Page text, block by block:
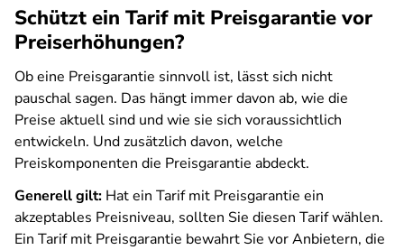
Schützt ein Tarif mit Preisgarantie vor
Preiserhöhungen?
Ob eine Preisgarantie sinnvoll ist, lässt sich nicht
pauschal sagen. Das hängt immer davon ab, wie die
Preise aktuell sind und wie sie sich voraussichtlich
entwickeln. Und zusätzlich davon, welche
Preiskomponenten die Preisgarantie abdeckt.
Generell gilt: Hat ein Tarif mit Preisgarantie ein
akzeptables Preisniveau, sollten Sie diesen Tarif wählen.
Ein Tarif mit Preisgarantie bewahrt Sie vor Anbietern, die